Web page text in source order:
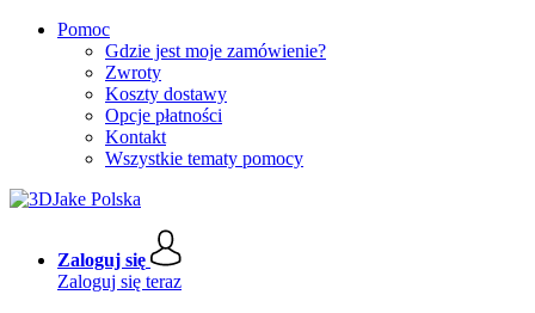
Pomoc
Gdzie jest moje zamówienie?
Zwroty
Koszty dostawy
Opcje płatności
Kontakt
Wszystkie tematy pomocy
Zaloguj się
Zaloguj się teraz